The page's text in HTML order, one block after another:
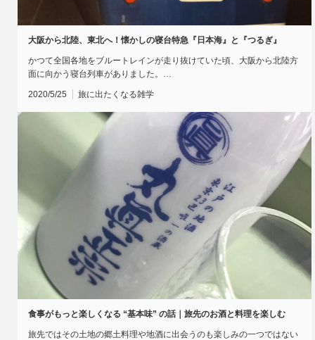
大阪から北陸、東北へ！懐かしの寝台特急『日本海』と『つるぎ』
かつて全国各地をブルートレインが走り抜けていた頃、大阪から北陸方
面に向かう寝台列車がありました。…
2020/5/25 旅に出たくなる雑学
食事がもっと楽しくなる “基本味” の話｜旅先のお酒と料理を楽しむ
旅先ではその土地の郷土料理や地酒に出会うのも楽しみの一つではない